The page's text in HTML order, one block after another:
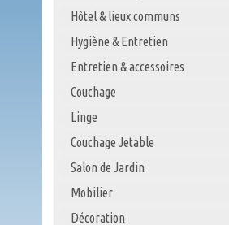
Hôtel & lieux communs
Hygiène & Entretien
Entretien & accessoires
Couchage
Linge
Couchage Jetable
Salon de Jardin
Mobilier
Décoration